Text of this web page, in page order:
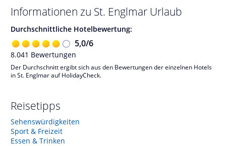
Informationen zu St. Englmar Urlaub
Durchschnittliche Hotelbewertung:
5,0/6
8.041 Bewertungen
Der Durchschnitt ergibt sich aus den Bewertungen der einzelnen Hotels
in St. Englmar auf HolidayCheck.
Reisetipps
Sehenswürdigkeiten
Sport & Freizeit
Essen & Trinken